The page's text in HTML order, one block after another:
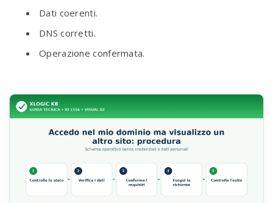
Dati coerenti.
DNS corretti.
Operazione confermata.